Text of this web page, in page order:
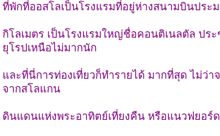
ที่พักที่ออสโลเป็นโรงแรมที่อยู่ห่างสนามบินประ
กิโลเมตร เป็นโรงแรมใหญ่ชื่อคอนติเนลตัล ปร
ยุโรปเหนือไม่มากนัก
และที่นี่การท่องเที่ยวก็ทำรายได้ มากที่สุด ไม่ว่า
จากสโลแกน
ดินแดนแห่งพระอาทิตย์เที่ยงคืน หรือแนวฟยอร์ด